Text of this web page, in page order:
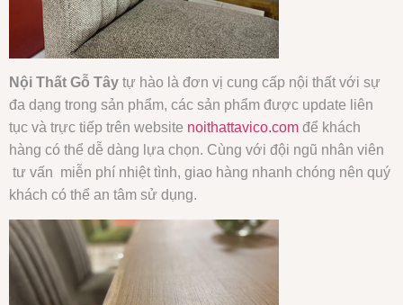
Nội Thất Gỗ Tây tự hào là đơn vị cung cấp nội thất với sự
đa dạng trong sản phẩm, các sản phẩm được update liên
tục và trực tiếp trên website noithattavico.com để khách
hàng có thể dễ dàng lựa chọn. Cùng với đội ngũ nhân viên
tư vấn miễn phí nhiệt tình, giao hàng nhanh chóng nên quý
khách có thể an tâm sử dụng.